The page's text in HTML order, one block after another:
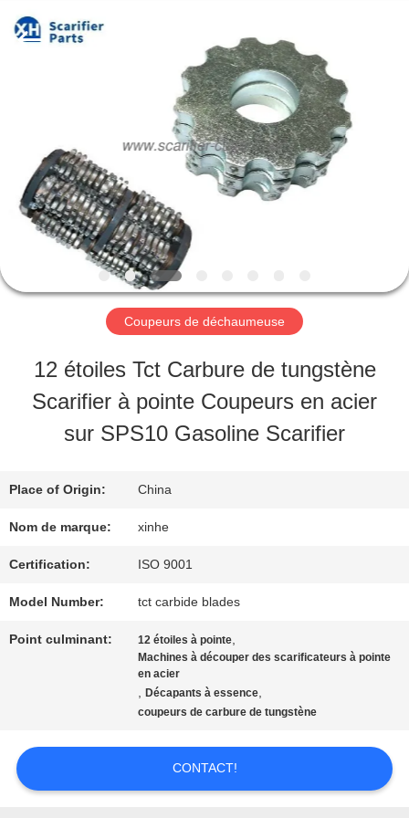
MAISON
PRODUITS
PROPOS
NOUS
VISITE
DE
L'USINE
CONTRÔLE
DE
LA
Zhuzhou
Xinhe
Coupeurs de déchaumeuse
12 étoiles Tct Carbure de tungstène
Scarifier à pointe Coupeurs en acier
sur SPS10 Gasoline Scarifier
Place of Origin: China
Nom de marque: xinhe
Certification: ISO 9001
Model Number: tct carbide blades
Point culminant: 12 étoiles à pointe,
Machines à découper des scarificateurs à pointe
en acier
,Décapants à essence,
coupeurs de carbure de tungstène
CONTACT!